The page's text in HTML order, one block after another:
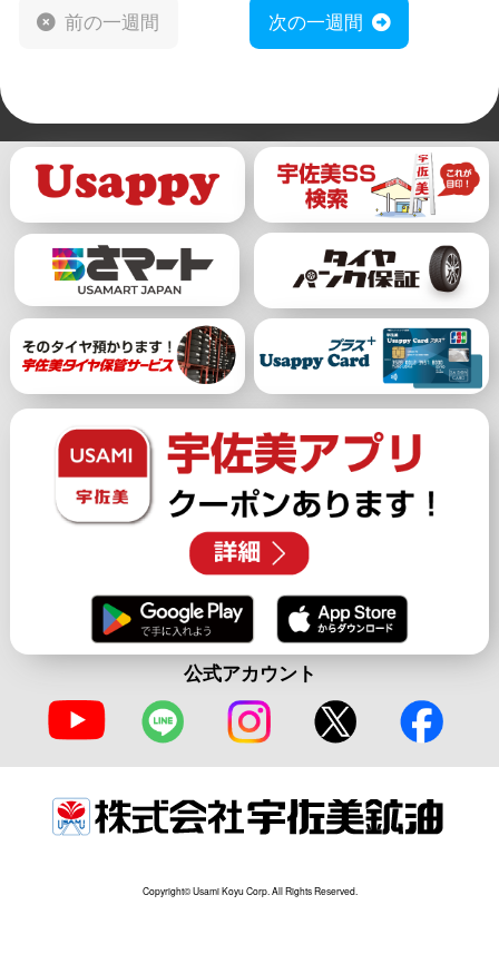
前の一週間 次の一週間
公式アカウント
Copyright© Usami Koyu Corp. All Rights Reserved.